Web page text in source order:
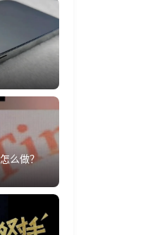
么做？